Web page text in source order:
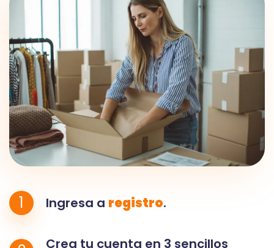
1 Ingresa a registro.
Crea tu cuenta en 3 sencillos